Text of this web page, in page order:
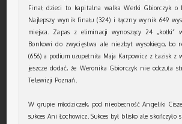
Finał dzieci to kapitalna walka Werki Gbiorczyk o
Najlepszy wynik finału (324) i łączny wynik 649
miejsca. Zapas z eliminacji wynoszący 24 „kołki”
Bonkowi do zwycięstwa ale niezbyt wysokiego, bo
(656) a podium uzupełniła Maja Karpowicz z Łazisk z
jeszcze dodać, że Weronika Gbiorczyk nie odczuła
Telewizji Poznań.
W grupie młodziczek, pod nieobecność Angeliki
sukces Ani Łochowicz. Sukces był blisko ale skończyło